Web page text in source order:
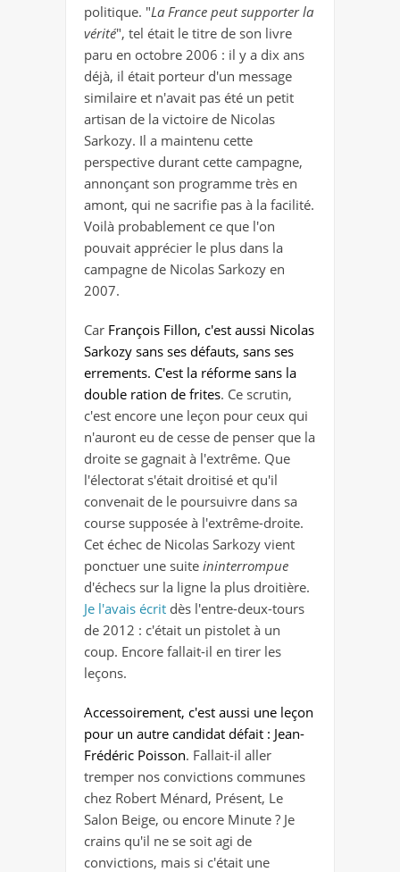
politique. "La France peut supporter la
vérité", tel était le titre de son livre
paru en octobre 2006 : il y a dix ans
déjà, il était porteur d'un message
similaire et n'avait pas été un petit
artisan de la victoire de Nicolas
Sarkozy. Il a maintenu cette
perspective durant cette campagne,
annonçant son programme très en
amont, qui ne sacrifie pas à la facilité.
Voilà probablement ce que l'on
pouvait apprécier le plus dans la
campagne de Nicolas Sarkozy en
2007.
Car François Fillon, c'est aussi Nicolas
Sarkozy sans ses défauts, sans ses
errements. C'est la réforme sans la
double ration de frites. Ce scrutin,
c'est encore une leçon pour ceux qui
n'auront eu de cesse de penser que la
droite se gagnait à l'extrême. Que
l'électorat s'était droitisé et qu'il
convenait de le poursuivre dans sa
course supposée à l'extrême-droite.
Cet échec de Nicolas Sarkozy vient
ponctuer une suite ininterrompue
d'échecs sur la ligne la plus droitière.
Je l'avais écrit dès l'entre-deux-tours
de 2012 : c'était un pistolet à un
coup. Encore fallait-il en tirer les
leçons.
Accessoirement, c'est aussi une leçon
pour un autre candidat défait : Jean-
Frédéric Poisson. Fallait-il aller
tremper nos convictions communes
chez Robert Ménard, Présent, Le
Salon Beige, ou encore Minute ? Je
crains qu'il ne se soit agi de
convictions, mais si c'était une